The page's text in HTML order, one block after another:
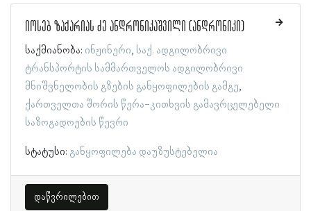
იოსებ ზაქარიას ძე ანდრონიკაშვილი (ანდრონიკი)
საქმიანობა: ინჟინერი საქ. ადგილობრივი
ტრანსპორტის სამმართველოს ადგილობრივი
მნიშვნელობის გზების განყოფილების გამგე
ქართველთა შორის წერა-კითხვის გამავრცელებელი
საზოგადოების წევრი
სტატუსი: განყოფილება დაუზუსტებელია
დაწვრილებით